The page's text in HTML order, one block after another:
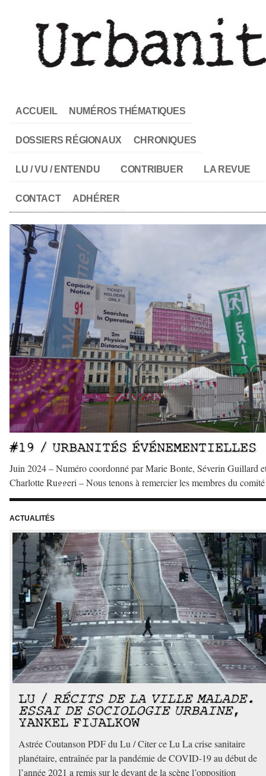
ACCUEIL NUMÉROS THÉMATIQUES
DOSSIERS RÉGIONAUX CHRONIQUES
LU / VU / ENTENDU CONTRIBUER LA REVUE
CONTACT ADHÉRER
#19 / URBANITÉS ÉVÉNEMENTIELLES
Juin 2024 – Numéro coordonné par Marie Bonte, Séverin Guillard
Charlotte Ruggeri – Nous tenons à remercier les membres du
lecture qui ont participé à l’évaluation des articles de ce numéro et
l’élaboration de celui-ci. – Edito #19 / Saisir la ville au rythme des
ACTUALITÉS
LU / RÉCITS DE LA VILLE MALADE.
ESSAI DE SOCIOLOGIE URBAINE,
YANKEL FIJALKOW
Astrée Coutanson PDF du Lu / Citer ce Lu La crise sanitaire
planétaire, entraînée par la pandémie de COVID-19 au début de
l’année 2021 a remis sur le devant de la scène l’opposition